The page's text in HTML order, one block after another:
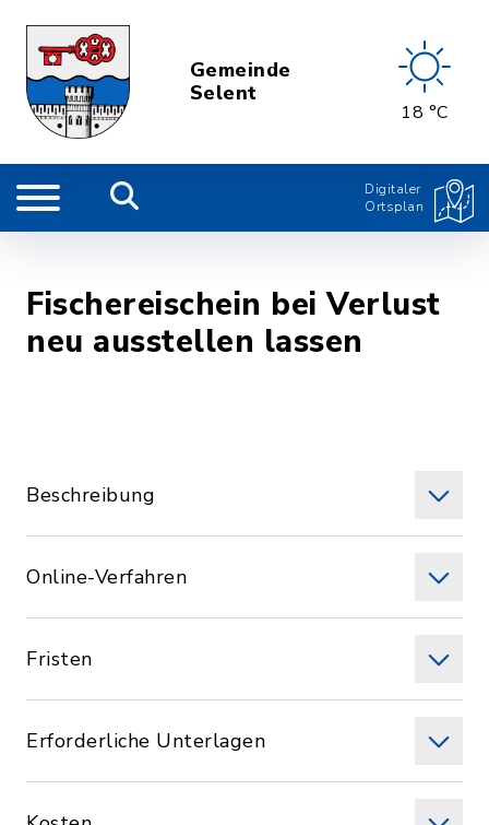
Gemeinde
Selent
18 °C
Digitaler
Ortsplan
Fischereischein bei Verlust
neu ausstellen lassen
Beschreibung
Online-Verfahren
Fristen
Erforderliche Unterlagen